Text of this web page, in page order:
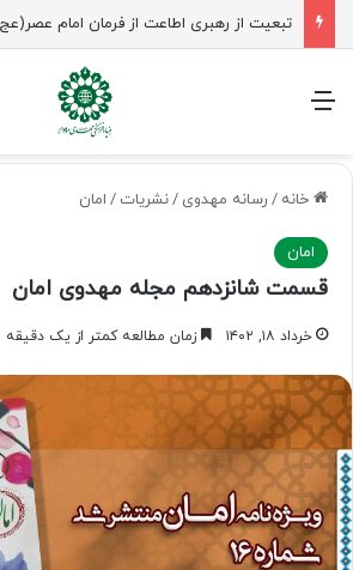
تبعیت از رهبری اطاعت از فرمان امام
منو
خانه / رسانه مهدوی /نشریات / امان
امان
قسمت شانزدهم مجله مهدوی امان
خرداد ۱۸, ۱۴۰۲ زمان مطالعه کمتر از یک دقیقه